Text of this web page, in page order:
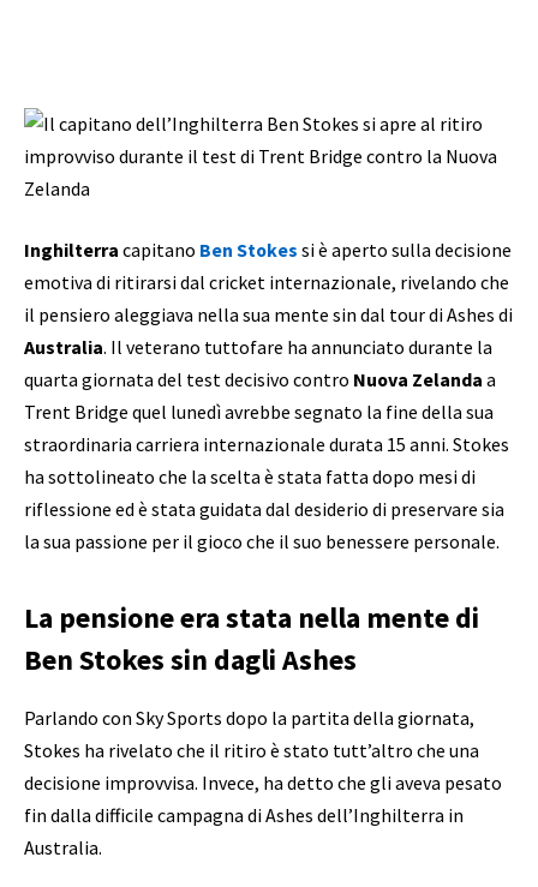
Inghilterra capitano Ben Stokes si è aperto sulla decisione
emotiva di ritirarsi dal cricket internazionale, rivelando che
il pensiero aleggiava nella sua mente sin dal tour di Ashes di
Australia. Il veterano tuttofare ha annunciato durante la
quarta giornata del test decisivo contro Nuova Zelanda a
Trent Bridge quel lunedì avrebbe segnato la fine della sua
straordinaria carriera internazionale durata 15 anni. Stokes
ha sottolineato che la scelta è stata fatta dopo mesi di
riflessione ed è stata guidata dal desiderio di preservare sia
la sua passione per il gioco che il suo benessere personale.
La pensione era stata nella mente di
Ben Stokes sin dagli Ashes
Parlando con Sky Sports dopo la partita della giornata,
Stokes ha rivelato che il ritiro è stato tutt’altro che una
decisione improvvisa. Invece, ha detto che gli aveva pesato
fin dalla difficile campagna di Ashes dell’Inghilterra in
Australia.